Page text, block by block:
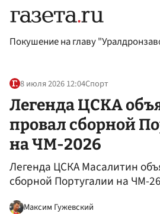
Покушение на главу
8 июля 2026 12:04Спорт
Легенда ЦСКА
провал сборной
на ЧМ-2026
Легенда ЦСКА Масалитин
сборной Португалии на ЧМ-
Максим Гужевский